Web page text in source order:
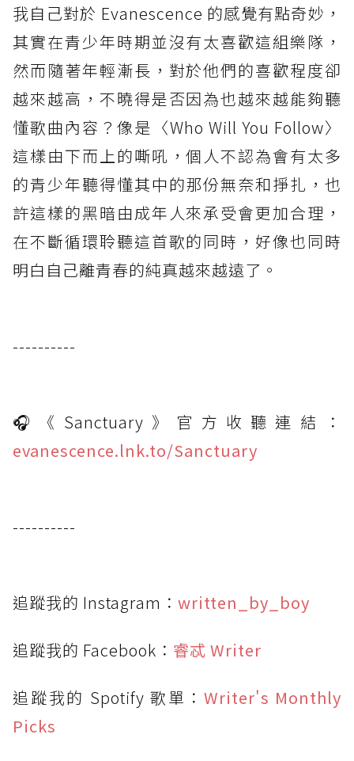
我自己對於 Evanescence 的感覺有點奇妙，
其實在青少年時期並沒有太喜歡這組樂隊，
然而隨著年輕漸長，對於他們的喜歡程度卻
越來越高，不曉得是否因為也越來越能夠聽
懂歌曲內容？像是〈Who Will You Follow〉
這樣由下而上的嘶吼，個人不認為會有太多
的青少年聽得懂其中的那份無奈和掙扎，也
許這樣的黑暗由成年人來承受會更加合理，
在不斷循環聆聽這首歌的同時，好像也同時
明白自己離青春的純真越來越遠了。
----------
🎧《Sanctuary》官方收聽連結：
evanescence.lnk.to/Sanctuary
----------
追蹤我的 Instagram： written_by_boy
追蹤我的 Facebook： 睿忒 Writer
追蹤我的 Spotify 歌單：Writer's Monthly
Picks